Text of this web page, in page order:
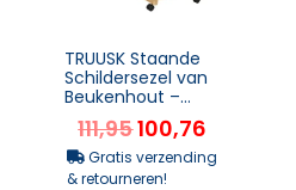
TRUUSK Staande
Schildersezel van
Beukenhout –
Inklapbaar met Wielen
– Verstelbare Canvas...
111,95100,76
Gratis verzending
& retourneren!